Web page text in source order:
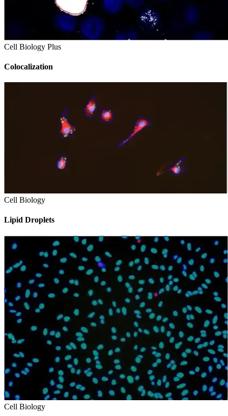
Cell Biology Plus
Colocalization
Cell Biology
Lipid Droplets
Cell Biology